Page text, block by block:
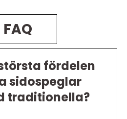
FAQ
fördelen
sidospeglar
traditionella?